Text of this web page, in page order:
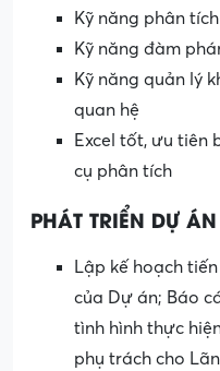
Kỹ năng phân
Kỹ năng đàm
Kỹ năng quản lý
quan hệ
Excel tốt, ưu tiên
cụ phân tích
PHÁT TRIỂN DỰ ÁN
Lập kế hoạch
của Dự án; Báo
tình hình thực
phụ trách cho